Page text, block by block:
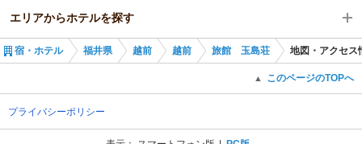
福井県
越前
エリアからホテルを探す
福井県
宿・ホテル 福井県 越前 越前 旅館 玉島荘 地図・アクセス
▲ このページのTOPへ
プライバシーポリシー